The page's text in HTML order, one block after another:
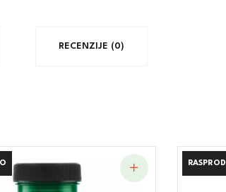
RECENZIJE (0)